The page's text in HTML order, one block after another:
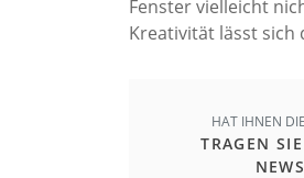
Fenster vielleicht
Kreativität lässt sich
HAT IHNEN
TRAGEN